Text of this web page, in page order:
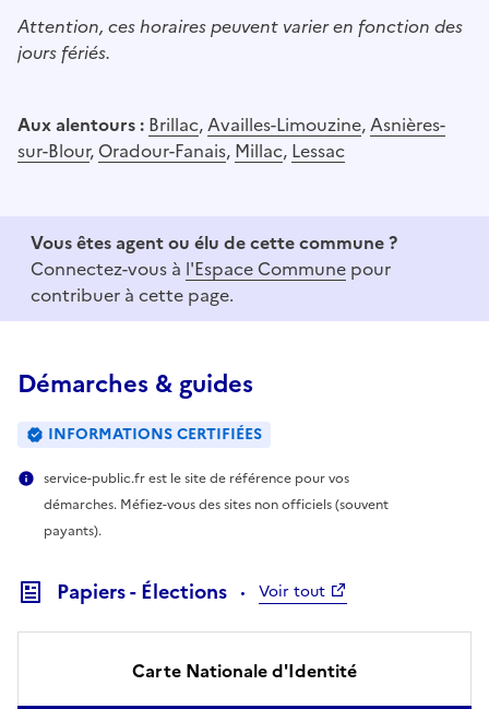
Attention, ces horaires peuvent varier en fonction des
jours fériés.
Aux alentours : Brillac,Availles-Limouzine,Asnières-
sur-Blour, Oradour-Fanais, Millac, Lessac
Vous êtes agent ou élu de cette commune ?
Connectez-vous à l'Espace Commune pour
contribuer à cette page.
Démarches & guides
INFORMATIONS CERTIFIÉES
service-public.fr est le site de référence pour vos
démarches. Méfiez-vous des sites non officiels (souvent
payants).
Papiers - Élections Voir tout
Carte Nationale d'Identité